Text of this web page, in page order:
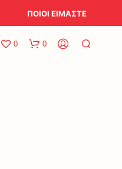
ΠΟΙΟΙ ΕΙΜΑΣΤΕ
0 0